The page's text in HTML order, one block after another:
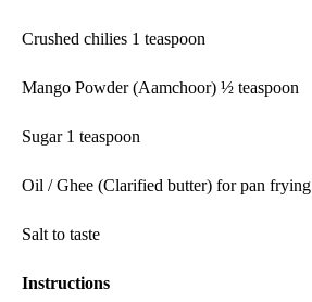
Crushed chilies 1 teaspoon
Mango Powder (Aamchoor) ½ teaspoon
Sugar 1 teaspoon
Oil / Ghee (Clarified butter) for pan frying
Salt to taste
Instructions